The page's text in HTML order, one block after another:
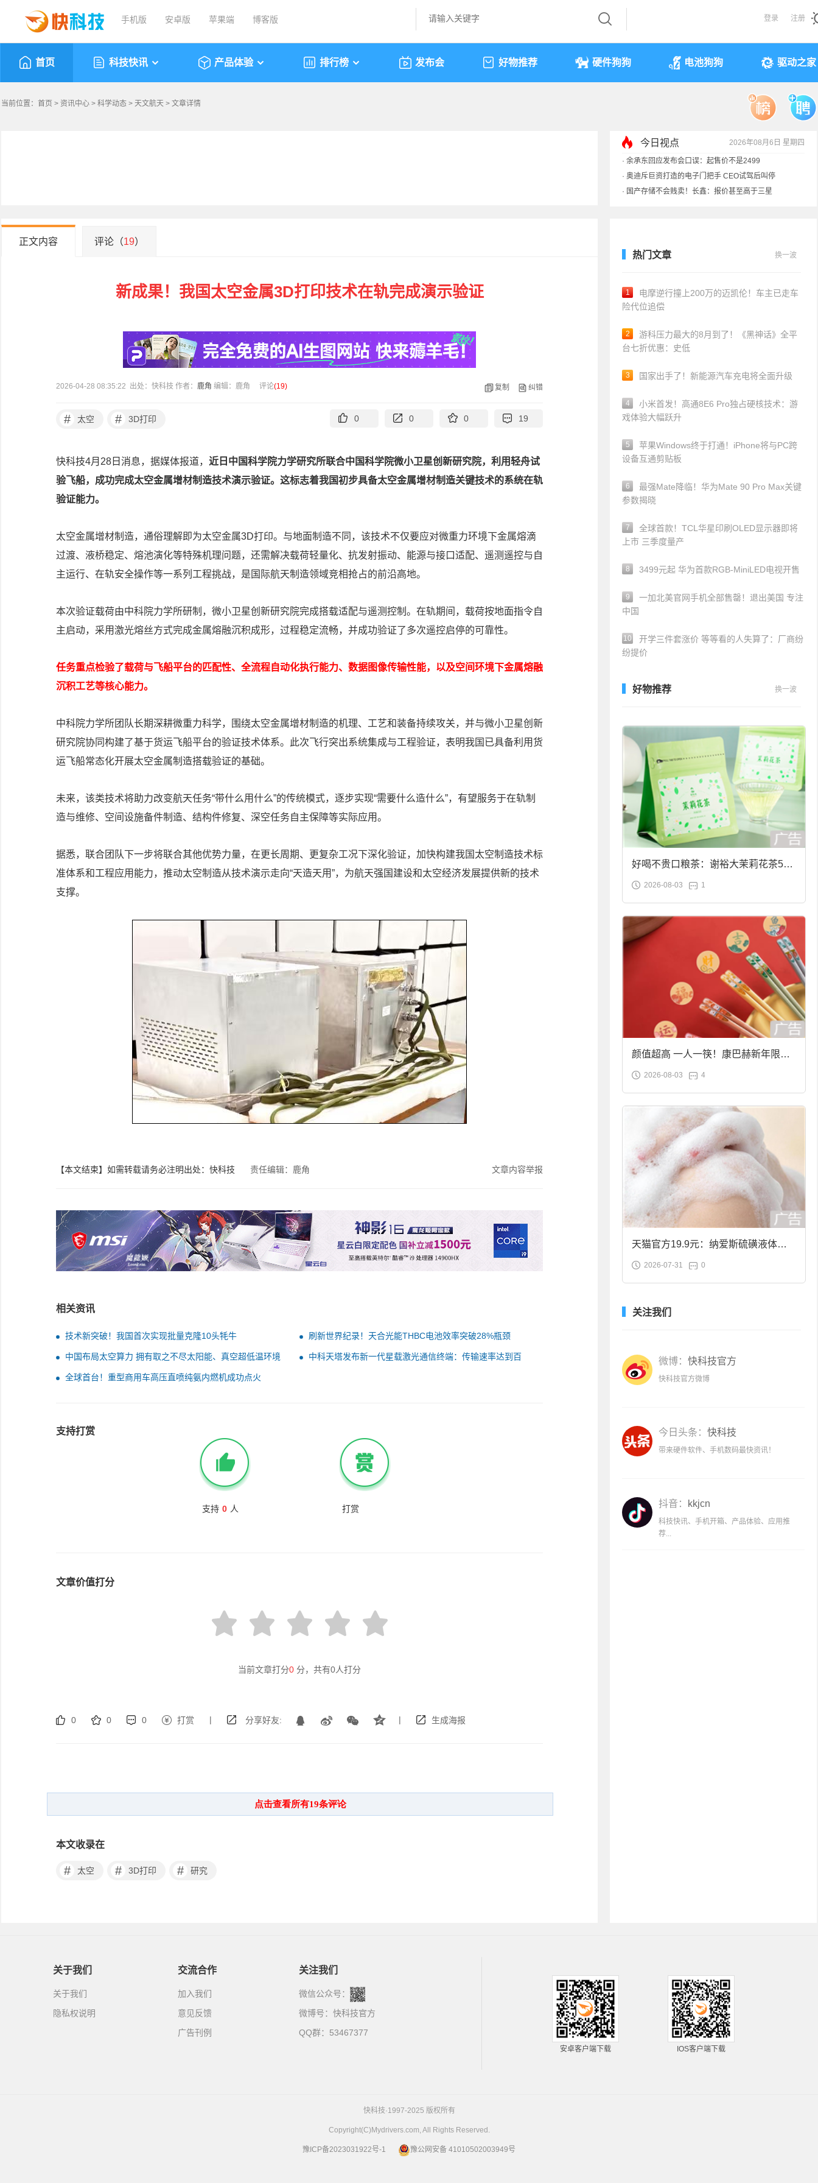
手机版 安卓版 苹果端 博客版 登录 注册
首页 科技快讯 产品体验 排行榜 发布会 好物推荐 硬件狗狗 电池狗狗 驱动之家
当前位置： 首页 > 资讯中心 > 科学动态 > 天文航天 > 文章详情
今日视点 2026年08月6日 星期四
· 余承东回应发布会口误：起售价不是2499
· 奥迪斥巨资打造的电子门把手 CEO试驾后叫停
· 国产存储不会贱卖！长鑫：报价甚至高于三星
正文内容 评论（19）
新成果！我国太空金属3D打印技术在轨完成演示验证
2026-04-28 08:35:22 出处：快科技 作者： 鹿角 编辑：鹿角 评论(19) 复制 纠错
# 太空 # 3D打印 0 0 0 19
快科技4月28日消息，据媒体报道， 近日中国科学院力学研究所联合中国科学院微小卫星创新研究院，利用轻舟试
验飞船，成功完成太空金属增材制造技术演示验证。这标志着我国初步具备太空金属增材制造关键技术的系统在轨
验证能力。
太空金属增材制造，通俗理解即为太空金属3D打印。与地面制造不同，该技术不仅要应对微重力环境下金属熔滴
过渡、液桥稳定、熔池演化等特殊机理问题，还需解决载荷轻量化、抗发射振动、能源与接口适配、遥测遥控与自
主运行、在轨安全操作等一系列工程挑战，是国际航天制造领域竞相抢占的前沿高地。
本次验证载荷由中科院力学所研制，微小卫星创新研究院完成搭载适配与遥测控制。在轨期间，载荷按地面指令自
主启动，采用激光熔丝方式完成金属熔融沉积成形，过程稳定流畅，并成功验证了多次遥控启停的可靠性。
任务重点检验了载荷与飞船平台的匹配性、全流程自动化执行能力、数据图像传输性能，以及空间环境下金属熔融
沉积工艺等核心能力。
中科院力学所团队长期深耕微重力科学，围绕太空金属增材制造的机理、工艺和装备持续攻关，并与微小卫星创新
研究院协同构建了基于货运飞船平台的验证技术体系。此次飞行突出系统集成与工程验证，表明我国已具备利用货
运飞船常态化开展太空金属制造搭载验证的基础。
未来，该类技术将助力改变航天任务“带什么用什么”的传统模式，逐步实现“需要什么造什么”，有望服务于在轨制
造与维修、空间设施备件制造、结构件修复、深空任务自主保障等实际应用。
据悉，联合团队下一步将联合其他优势力量，在更长周期、更复杂工况下深化验证，加快构建我国太空制造技术标
准体系和工程应用能力，推动太空制造从技术演示走向“天造天用”，为航天强国建设和太空经济发展提供新的技术
支撑。
【本文结束】如需转载请务必注明出处：快科技 责任编辑：鹿角 文章内容举报
相关资讯
技术新突破！我国首次实现批量克隆10头牦牛 刷新世界纪录！天合光能THBC电池效率突破28%瓶颈
中国布局太空算力 拥有取之不尽太阳能、真空超低温环境
中科天塔发布新一代星载激光通信终端：传输速率达到百
全球首台！重型商用车高压直喷纯氨内燃机成功点火
支持打赏
支持 0 人 打赏
文章价值打分
当前文章打分0 分，共有0人打分
0 0 0 打赏 | 分享好友: | 生成海报
本文收录在
# 太空 # 3D打印 # 研究
热门文章 换一波
1
电摩逆行撞上200万的迈凯伦！车主已走车
险代位追偿
2
游科压力最大的8月到了！《黑神话》全平
台七折优惠：史低
3 国家出手了！新能源汽车充电将全面升级
4
小米首发！高通8E6 Pro独占硬核技术：游
戏体验大幅跃升
5
苹果Windows终于打通！iPhone将与PC跨
设备互通剪贴板
6
最强Mate降临！华为Mate 90 Pro Max关键
参数揭晓
7
全球首款！TCL华星印刷OLED显示器即将
上市 三季度量产
8 3499元起 华为首款RGB-MiniLED电视开售
9
一加北美官网手机全部售罄！退出美国 专注
中国
10
开学三件套涨价 等等看的人失算了：厂商纷
纷提价
好物推荐 换一波
好喝不贵口粮茶：谢裕大茉莉花茶50g
袋装9.9元到手
2026-08-03 1
颜值超高 一人一筷！康巴赫新年限定
合金筷子大促：19.9元
2026-08-03 4
天猫官方19.9元：纳爱斯硫磺液体香
皂2斤大促
2026-07-31 0
关注我们
微博： 快科技官方
快科技官方微博
今日头条： 快科技
带来硬件软件、手机数码最快资讯！
抖音： kkjcn
科技快讯、手机开箱、产品体验、应用推
荐...
关于我们
关于我们
隐私权说明
交流合作
加入我们
意见反馈
广告刊例
关注我们
微信公众号：
微博号： 快科技官方
QQ群：53467377
安卓客户端下载 IOS客户端下载
快科技·1997-2025 版权所有
Copyright(C)Mydrivers.com, All Rights Reserved.
豫ICP备2023031922号-1 豫公网安备 41010502003949号